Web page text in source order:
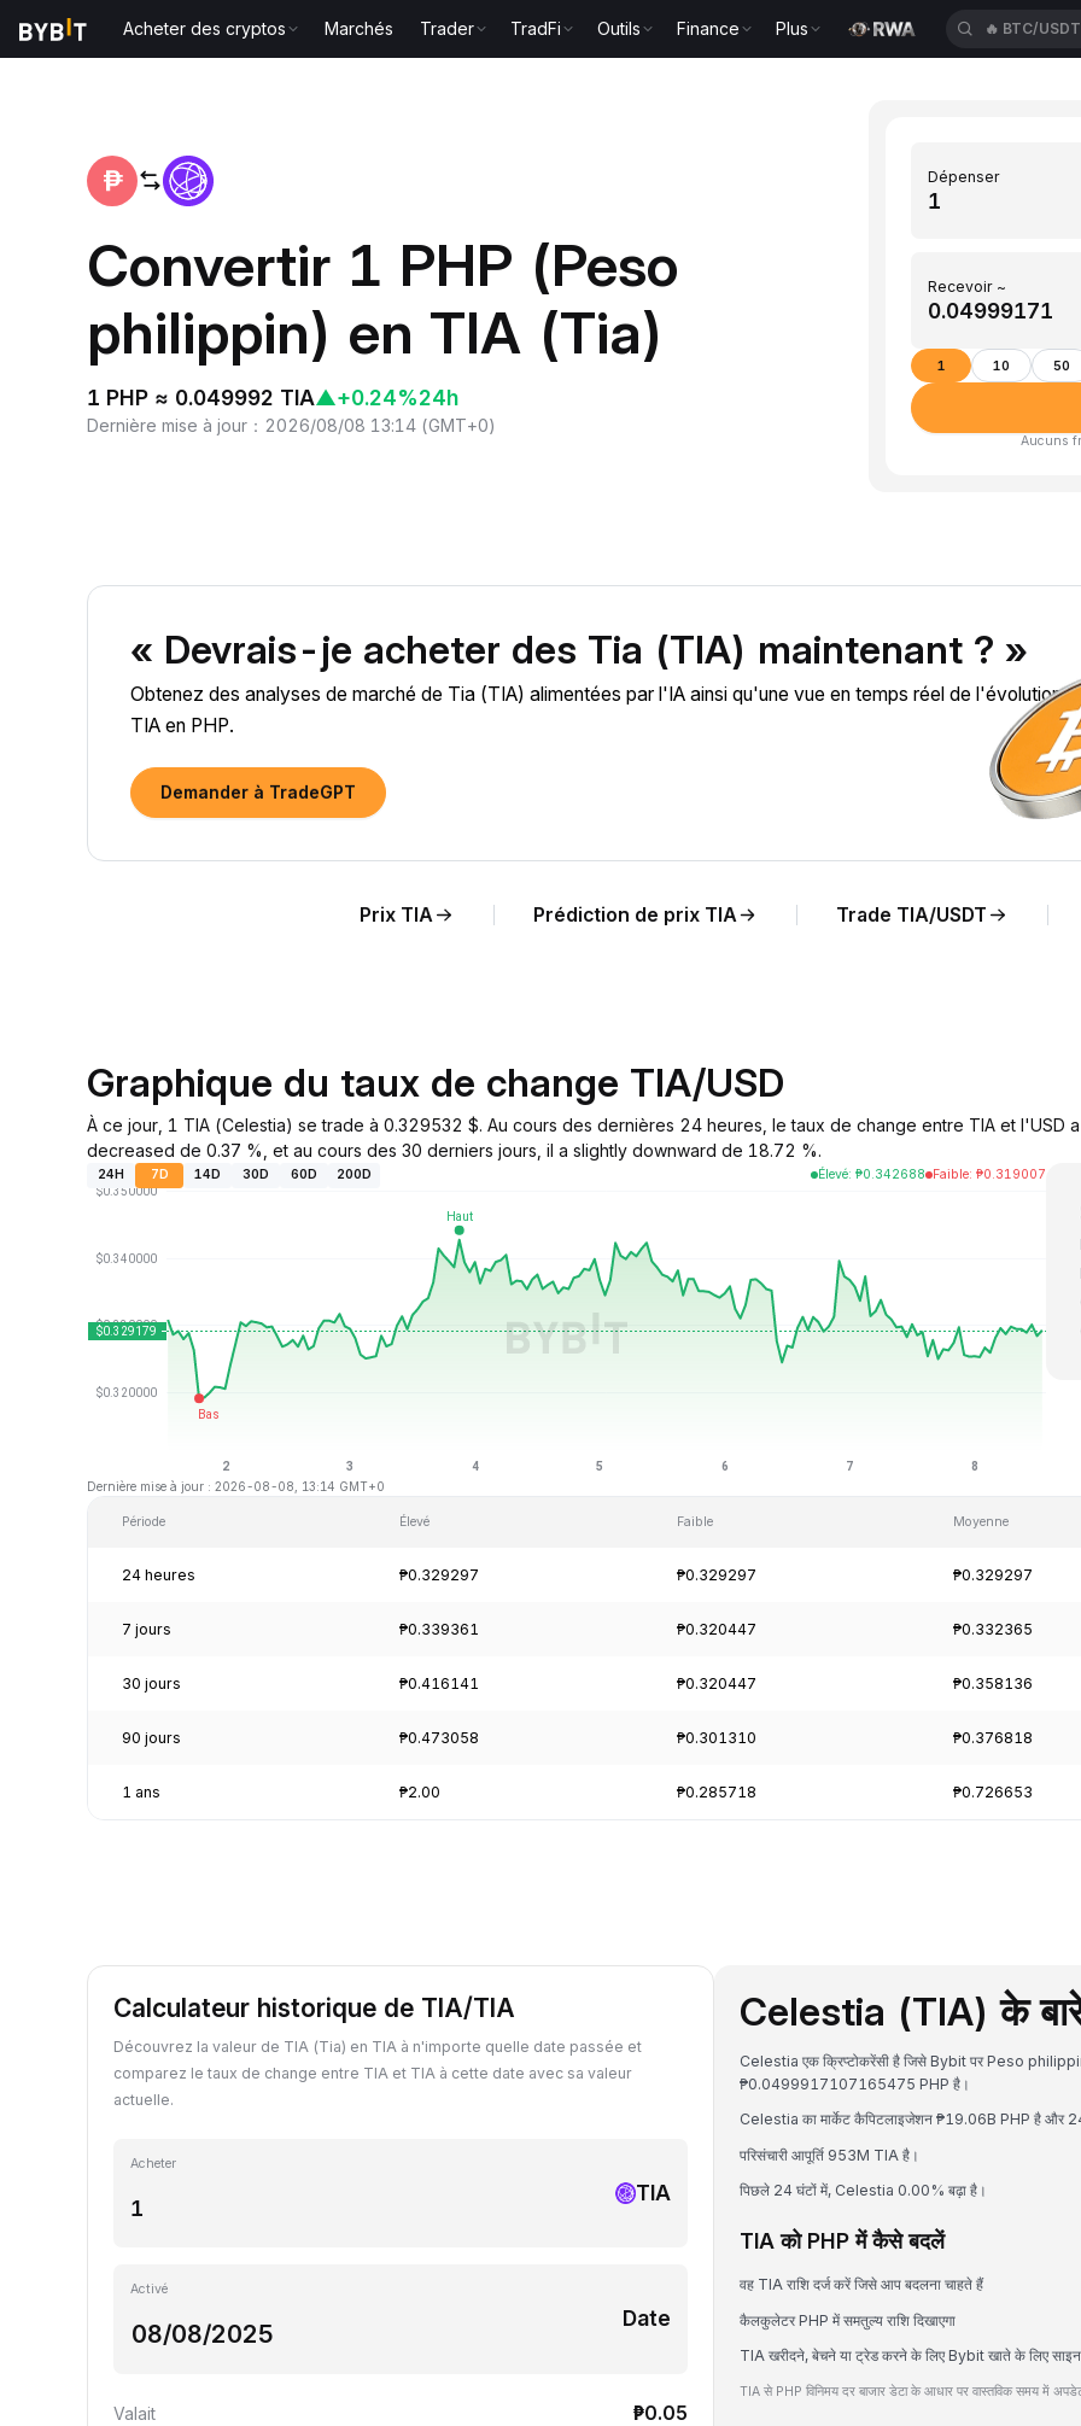
Acheter des cryptos Marchés Trader TradFi Outils Finance Plus 🔥 BTC/USDT
Convertir 1 PHP (Peso
philippin) en TIA (Tia)
1 PHP ≈ 0.049992 TIA▲+0.24%24h
Dernière mise à jour ： 2026/08/08 13:14 (GMT+0)
Dépenser
Recevoir ~
1 10 50
Aucuns
« Devrais-je acheter des Tia (TIA) maintenant ? »
Obtenez des analyses de marché de Tia (TIA) alimentées par l'IA ainsi qu'une vue en temps réel de l'évolution
TIA en PHP.
Demander à TradeGPT
Prix TIA Prédiction de prix TIA Trade TIA/USDT
Graphique du taux de change TIA/USD
À ce jour, 1 TIA (Celestia) se trade à 0.329532 $. Au cours des dernières 24 heures, le taux de change entre TIA et l'USD
decreased de 0.37 %, et au cours des 30 derniers jours, il a slightly downward de 18.72 %.
24H 7D 14D 30D 60D 200D Élevé: ₱0.342688 Faible: ₱0.319007
Dernière mise à jour : 2026-08-08, 13:14 GMT+0
Période Élevé Faible Moyenne
24 heures ₱0.329297 ₱0.329297 ₱0.329297
7 jours ₱0.339361 ₱0.320447 ₱0.332365
30 jours ₱0.416141 ₱0.320447 ₱0.358136
90 jours ₱0.473058 ₱0.301310 ₱0.376818
1 ans ₱2.00 ₱0.285718 ₱0.726653
Calculateur historique de TIA/TIA
Découvrez la valeur de TIA (Tia) en TIA à n'importe quelle date passée et
comparez le taux de change entre TIA et TIA à cette date avec sa valeur
actuelle.
Acheter
TIA
Activé
Date
Valait ₱0.05
Celestia (TIA) के
Celestia एक क्रिप्टोकरेंसी है जिसे Bybit पर Peso
₱0.0499917107165475 PHP है।
Celestia का मार्केट कैपिटलाइजेशन ₱19.06B PHP है और
परिसंचारी आपूर्ति 953M TIA है।
पिछले 24 घंटों में, Celestia 0.00% बढ़ा है।
TIA को PHP में कैसे बदलें
वह TIA राशि दर्ज करें जिसे आप बदलना चाहते हैं
कैलकुलेटर PHP में समतुल्य राशि दिखाएगा
TIA खरीदने, बेचने या ट्रेड करने के लिए Bybit खाते के लिए
TIA से PHP विनिमय दर बाजार डेटा के आधार पर वास्तविक समय में अपडेट